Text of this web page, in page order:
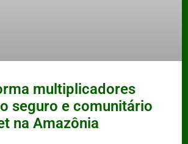
multiplicadores
seguro e comunitário
na Amazônia